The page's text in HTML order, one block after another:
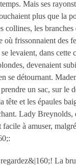
Mais ses
plus que la
collines, les branches
où frissonnaient des
levaient, dans cette
devenaient
se détournant.
un sac, sur le
tête et les épaules
Lady Breynolds,
facile à amuser,
La